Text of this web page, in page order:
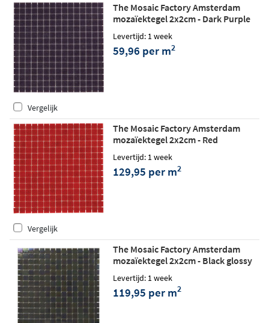
The Mosaic Factory Amsterdam
mozaïektegel 2x2cm - Dark Purple
Levertijd: 1 week
59,96 per m2
Vergelijk
The Mosaic Factory Amsterdam
mozaïektegel 2x2cm - Red
Levertijd: 1 week
129,95 per m2
Vergelijk
The Mosaic Factory Amsterdam
mozaïektegel 2x2cm - Black glossy
Levertijd: 1 week
119,95 per m2